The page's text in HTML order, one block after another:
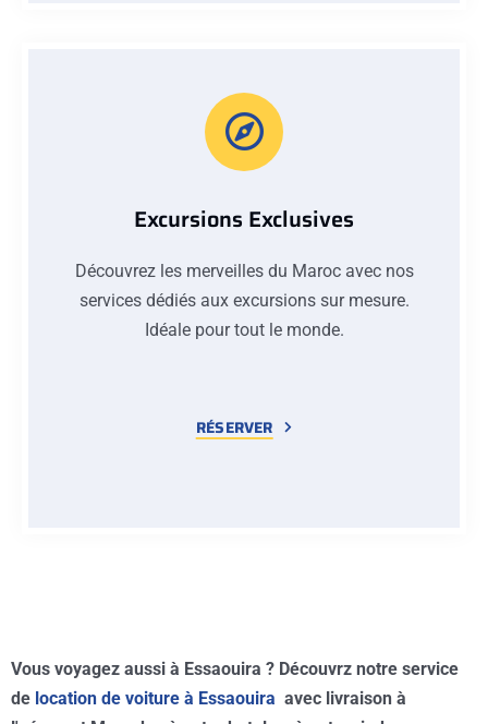
Excursions Exclusives
Découvrez les merveilles du Maroc avec nos
services dédiés aux excursions sur mesure.
Idéale pour tout le monde.
RÉSERVER
Vous voyagez aussi à Essaouira ? Découvrz notre service
de location de voiture à Essaouira avec livraison à